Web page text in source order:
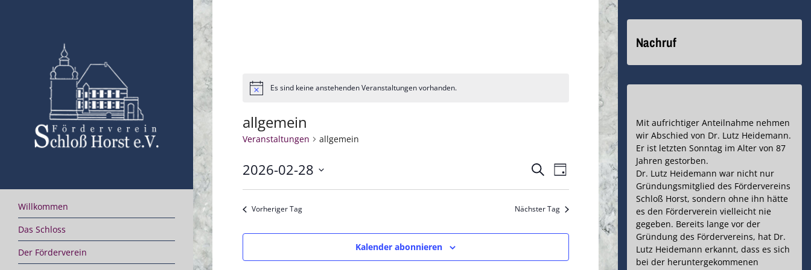
Willkommen
Das Schloss
Der Förderverein
HinweisEs sind keine anstehenden Veranstaltungen vorhanden.
allgemein
Veranstaltungen allgemein
Veranstaltungen
SucheVeranstaltung
Ansichten-
Navigation
Tag
2026-02-28
Datum
Vorheriger Tag Nächster Tag
Kalender abonnieren
Nachruf
Mit aufrichtiger Anteilnahme nehmen
wir Abschied von Dr. Lutz Heidemann.
Er ist letzten Sonntag im Alter von 87
Jahren gestorben.
Dr. Lutz Heidemann war nicht nur
Gründungsmitglied des Fördervereins
Schloß Horst, sondern ohne ihn hätte
es den Förderverein vielleicht nie
gegeben. Bereits lange vor der
Gründung des Fördervereins, hat Dr.
Lutz Heidemann erkannt, dass es sich
bei der heruntergekommenen